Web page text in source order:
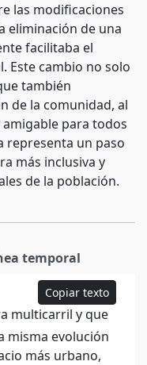
las modificaciones
eliminación de una
facilitaba el
Este cambio no solo
también
de la comunidad, al
para todos
representa un paso
más inclusiva y
de la población.
temporal
Copiar texto
multicarril y que
misma evolución
más urbano,